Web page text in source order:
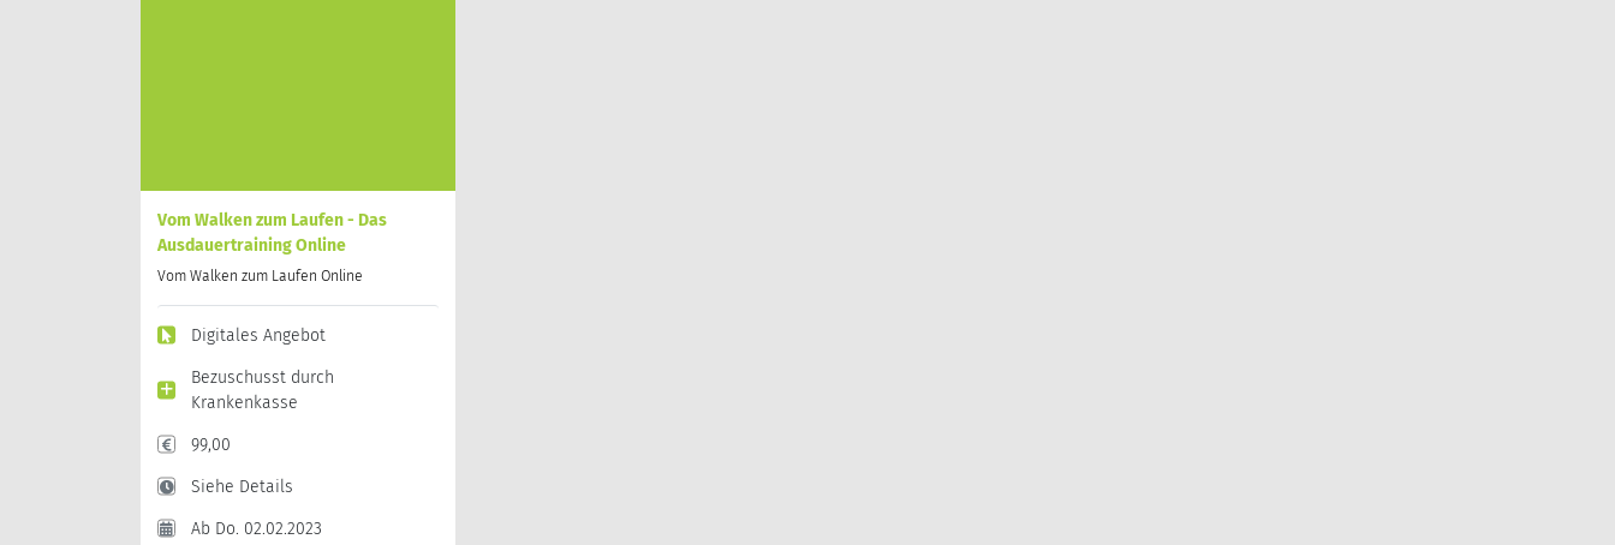
Vom Walken zum Laufen - Das
Ausdauertraining Online
Vom Walken zum Laufen Online
Digitales Angebot
Bezuschusst durch
Krankenkasse
99,00
Siehe Details
Ab Do. 02.02.2023